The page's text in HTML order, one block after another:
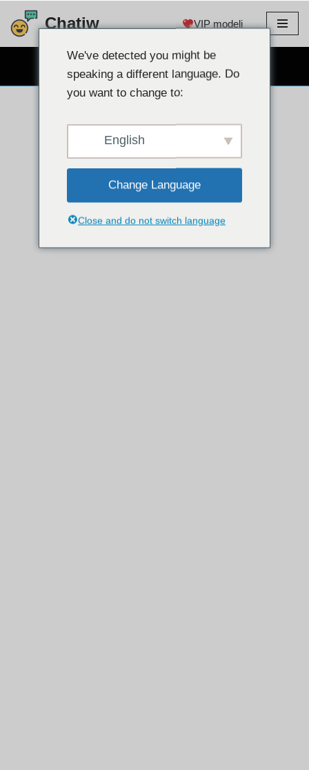
Preskoči
Chatiw VIP modeli
BESPLATNO CHAT WEBCAM
We've detected you might be
speaking a different language. Do
you want to change to:
English
Change Language
Close and do not switch language